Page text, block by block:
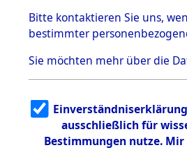
5.3.1 Alliierte
Erhebungen
zu
Todesmärsch
en
5.3.2
g
5.3.3
Todesmärsch
Bitte kontaktieren Sie uns,
bestimmter
Sie möchten mehr über die
ausschließlich für
Bestimmungen nutze.